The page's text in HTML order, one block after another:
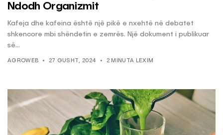
Ndodh Organizmit
Kafeja dhe kafeina është një pikë e nxehtë në debatet
shkencore mbi shëndetin e zemrës. Një dokument i publikuar
së...
AGROWEB 27 GUSHT, 2024 2 MINUTA LEXIM